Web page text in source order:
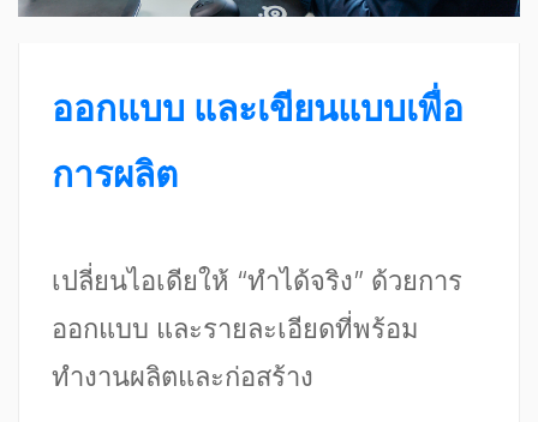
ออกแบบ และเขียนแบบเพื่อ
การผลิต
เปลี่ยนไอเดียให้ “ทำได้จริง” ด้วยการ
ออกแบบ และรายละเอียดที่พร้อม
ทำงานผลิตและก่อสร้าง